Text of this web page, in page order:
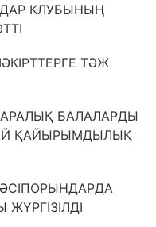
КЛУБЫНЫҢ
ТӘЖ
БАЛАЛАРДЫ
ҚАЙЫРЫМДЫЛЫҚ